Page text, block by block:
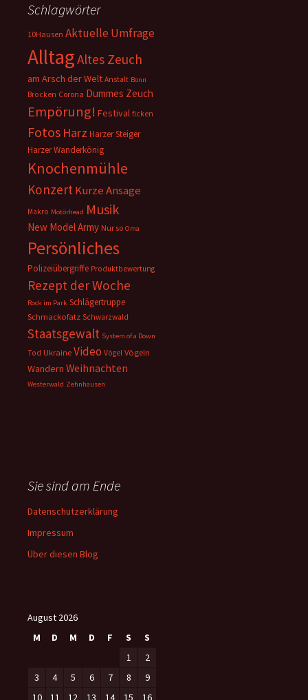
Schlagwörter
10Hausen Aktuelle Umfrage
AlltagAltes Zeuch
am Arsch der Welt Anstalt Bonn
Brocken Corona Dummes Zeuch
Empörung! Festival ficken
Fotos Harz Harzer Steiger
Harzer Wanderkönig
Knochenmühle
KonzertKurze Ansage
Makro Motörhead Musik
New Model Army Nur so Oma
Persönliches
Polizeiübergriffe Produktbewertung
Rezept der Woche
Rock im Park Schlägertruppe
Schmackofatz Schwarzwald
Staatsgewalt System of a Down
Tod Ukraine Video Vögel Vögeln
Wandern Weihnachten
Westerwald Zehnhausen
Sie sind am Ende
Datenschutzerklärung
Impressum
Über diesen Blog
August 2026
M
D M D F S
S
1
2
3
4 5 6 7 8
9
10
11 12 13 14 15 16